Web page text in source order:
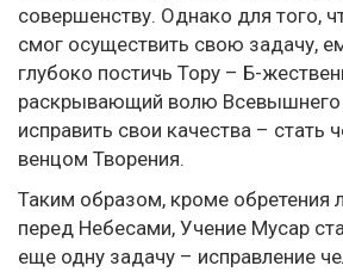
совершенству. Однако для того,
смог осуществить свою задачу,
глубоко постичь Тору – Б-
раскрывающий волю Всевышнего
исправить свои качества – стать
венцом Творения.
Таким образом, кроме обретения
перед Небесами, Учение Мусар
еще одну задачу – исправление